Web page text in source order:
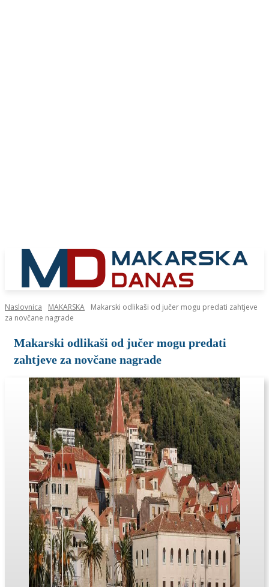
Naslovnica MAKARSKA
Makarski odlikaši od jučer mogu predati zahtjeve
za novčane nagrade
Makarski odlikaši od jučer mogu predati
zahtjeve za novčane nagrade